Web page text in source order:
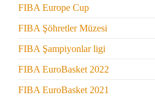
FIBA Europe Cup
FIBA Şöhretler Müzesi
FIBA Şampiyonlar ligi
FIBA EuroBasket 2022
FIBA EuroBasket 2021